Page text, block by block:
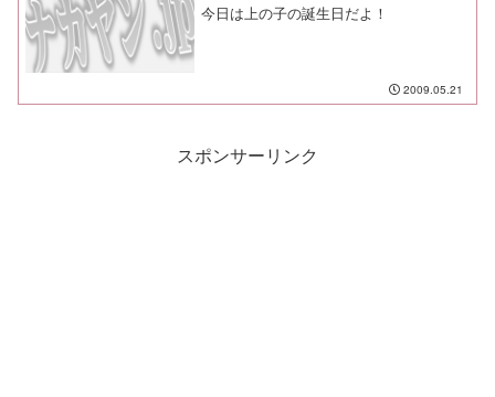
今日は上の子の誕生日だよ！
2009.05.21
スポンサーリンク